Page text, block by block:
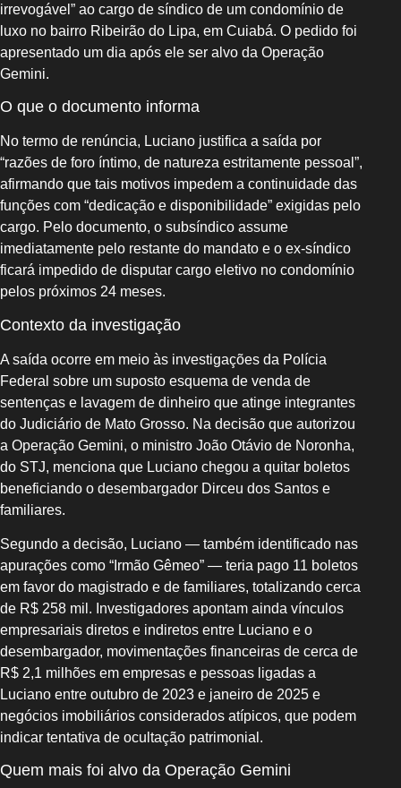
irrevogável” ao cargo de síndico de um condomínio de
luxo no bairro Ribeirão do Lipa, em Cuiabá. O pedido foi
apresentado um dia após ele ser alvo da Operação
Gemini.
O que o documento informa
No termo de renúncia, Luciano justifica a saída por
“razões de foro íntimo, de natureza estritamente pessoal”,
afirmando que tais motivos impedem a continuidade das
funções com “dedicação e disponibilidade” exigidas pelo
cargo. Pelo documento, o subsíndico assume
imediatamente pelo restante do mandato e o ex-síndico
ficará impedido de disputar cargo eletivo no condomínio
pelos próximos 24 meses.
Contexto da investigação
A saída ocorre em meio às investigações da Polícia
Federal sobre um suposto esquema de venda de
sentenças e lavagem de dinheiro que atinge integrantes
do Judiciário de Mato Grosso. Na decisão que autorizou
a Operação Gemini, o ministro João Otávio de Noronha,
do STJ, menciona que Luciano chegou a quitar boletos
beneficiando o desembargador Dirceu dos Santos e
familiares.
Segundo a decisão, Luciano — também identificado nas
apurações como “Irmão Gêmeo” — teria pago 11 boletos
em favor do magistrado e de familiares, totalizando cerca
de R$ 258 mil. Investigadores apontam ainda vínculos
empresariais diretos e indiretos entre Luciano e o
desembargador, movimentações financeiras de cerca de
R$ 2,1 milhões em empresas e pessoas ligadas a
Luciano entre outubro de 2023 e janeiro de 2025 e
negócios imobiliários considerados atípicos, que podem
indicar tentativa de ocultação patrimonial.
Quem mais foi alvo da Operação Gemini